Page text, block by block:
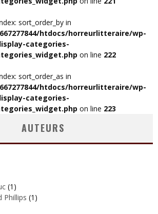
sort_order_by in
htdocs/horreurlitteraire/wp-
categories-
on line 222
sort_order_as in
htdocs/horreurlitteraire/wp-
categories-
on line 223
AUTEURS
(1)
Phillips (1)